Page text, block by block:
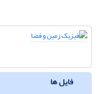
فایل ها